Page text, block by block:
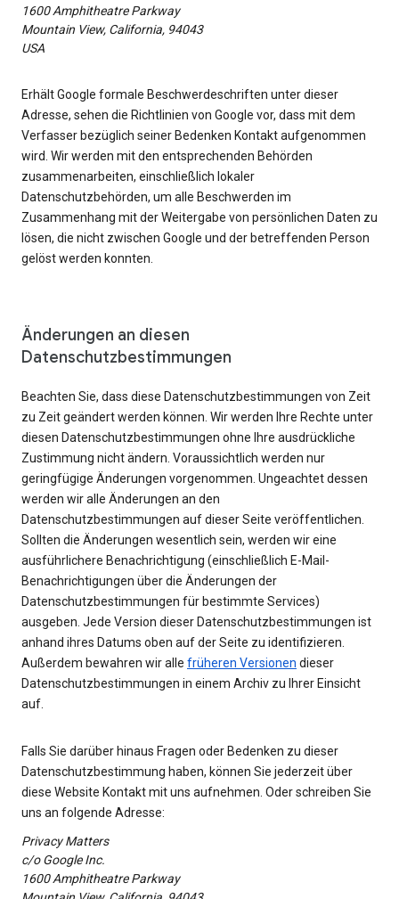
1600 Amphitheatre Parkway
Mountain View, California, 94043
USA
Erhält Google formale Beschwerdeschriften unter dieser
Adresse, sehen die Richtlinien von Google vor, dass mit dem
Verfasser bezüglich seiner Bedenken Kontakt aufgenommen
wird. Wir werden mit den entsprechenden Behörden
zusammenarbeiten, einschließlich lokaler
Datenschutzbehörden, um alle Beschwerden im
Zusammenhang mit der Weitergabe von persönlichen Daten zu
lösen, die nicht zwischen Google und der betreffenden Person
gelöst werden konnten.
Änderungen an diesen
Datenschutzbestimmungen
Beachten Sie, dass diese Datenschutzbestimmungen von Zeit
zu Zeit geändert werden können. Wir werden Ihre Rechte unter
diesen Datenschutzbestimmungen ohne Ihre ausdrückliche
Zustimmung nicht ändern. Voraussichtlich werden nur
geringfügige Änderungen vorgenommen. Ungeachtet dessen
werden wir alle Änderungen an den
Datenschutzbestimmungen auf dieser Seite veröffentlichen.
Sollten die Änderungen wesentlich sein, werden wir eine
ausführlichere Benachrichtigung (einschließlich E-Mail-
Benachrichtigungen über die Änderungen der
Datenschutzbestimmungen für bestimmte Services)
ausgeben. Jede Version dieser Datenschutzbestimmungen ist
anhand ihres Datums oben auf der Seite zu identifizieren.
Außerdem bewahren wir alle früheren Versionen dieser
Datenschutzbestimmungen in einem Archiv zu Ihrer Einsicht
auf.
Falls Sie darüber hinaus Fragen oder Bedenken zu dieser
Datenschutzbestimmung haben, können Sie jederzeit über
diese Website Kontakt mit uns aufnehmen. Oder schreiben Sie
uns an folgende Adresse:
Privacy Matters
c/o Google Inc.
1600 Amphitheatre Parkway